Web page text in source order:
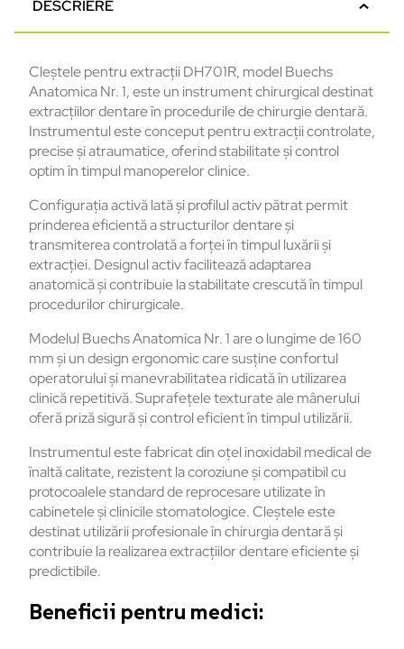
DESCRIERE
Cleștele pentru extracții DH701R, model Buechs
Anatomica Nr. 1, este un instrument chirurgical destinat
extracțiilor dentare în procedurile de chirurgie dentară.
Instrumentul este conceput pentru extracții controlate,
precise și atraumatice, oferind stabilitate și control
optim în timpul manoperelor clinice.
Configurația activă lată și profilul activ pătrat permit
prinderea eficientă a structurilor dentare și
transmiterea controlată a forței în timpul luxării și
extracției. Designul activ facilitează adaptarea
anatomică și contribuie la stabilitate crescută în timpul
procedurilor chirurgicale.
Modelul Buechs Anatomica Nr. 1 are o lungime de 160
mm și un design ergonomic care susține confortul
operatorului și manevrabilitatea ridicată în utilizarea
clinică repetitivă. Suprafețele texturate ale mânerului
oferă priză sigură și control eficient în timpul utilizării.
Instrumentul este fabricat din oțel inoxidabil medical de
înaltă calitate, rezistent la coroziune și compatibil cu
protocoalele standard de reprocesare utilizate în
cabinetele și clinicile stomatologice. Cleștele este
destinat utilizării profesionale în chirurgia dentară și
contribuie la realizarea extracțiilor dentare eficiente și
predictibile.
Beneficii pentru medici: